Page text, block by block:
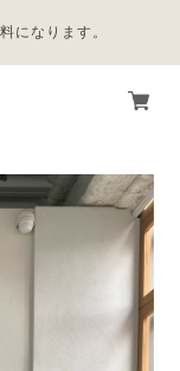
になります。